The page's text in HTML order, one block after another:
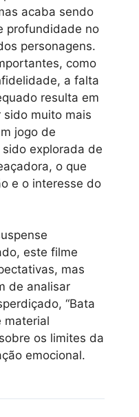
acaba sendo
profundidade no
personagens.
como
a falta
resulta em
muito mais
jogo de
explorada de
o que
e o interesse do
este filme
mas
de analisar
“Bata
material
os limites da
emocional.